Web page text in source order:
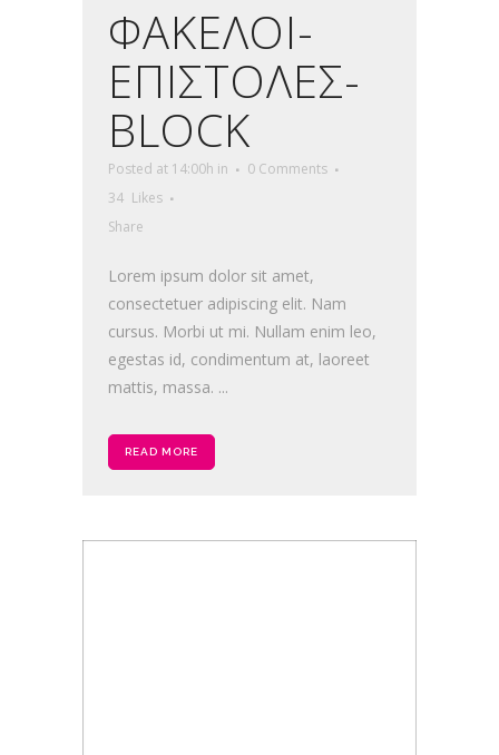
ΦΑΚΕΛΟΙ-
ΕΠΙΣΤΟΛΕΣ-
BLOCK
Posted at 14:00h in
0 Comments
34 Likes
Share
Lorem ipsum dolor sit amet,
consectetuer adipiscing elit. Nam
cursus. Morbi ut mi. Nullam enim leo,
egestas id, condimentum at, laoreet
mattis, massa. ...
READ MORE